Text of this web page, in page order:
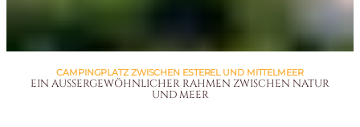
CAMPINGPLATZ ZWISCHEN ESTEREL UND MITTELMEER
EIN AUSSERGEWÖHNLICHER RAHMEN ZWISCHEN NATUR
UND MEER